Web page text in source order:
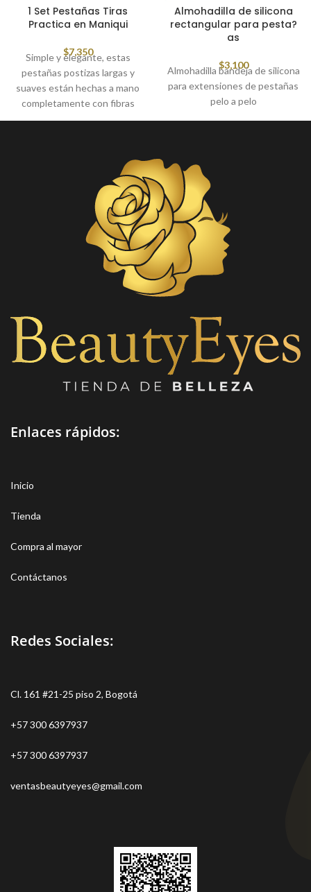
1 Set Pestañas Tiras
Practica en Maniqui
$7,350
Simple y elegante, estas
pestañas postizas largas y
suaves están hechas a mano
completamente con fibras
sintéticas de alta calidad, que
para práctica de extensiones
pelo a pelo y volumen ruso en
Almohadilla de silicona
rectangular para pesta?
as
$3,100
Almohadilla bandeja de silicona
para extensiones de pestañas
pelo a pelo
Enlaces rápidos:
Inicio
Tienda
Compra al mayor
Contáctanos
Redes Sociales:
Cl. 161 #21-25 piso 2, Bogotá
+57 300 6397937
+57 300 6397937
ventasbeautyeyes@gmail.com